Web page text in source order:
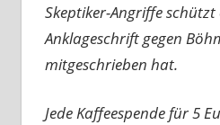
Skeptiker-Angriffe schützt
Anklageschrift gegen
mitgeschrieben hat.
Jede Kaffeespende für 5